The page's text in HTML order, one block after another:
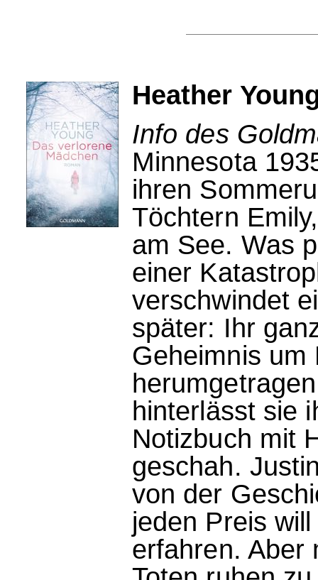
Heather
Info des
Minnesota
ihren
Töchtern
am See. Was
einer
verschwindet
später: Ihr
Geheimnis um
hinterlässt sie
Notizbuch mit
geschah.
von der
jeden Preis
erfahren. Aber